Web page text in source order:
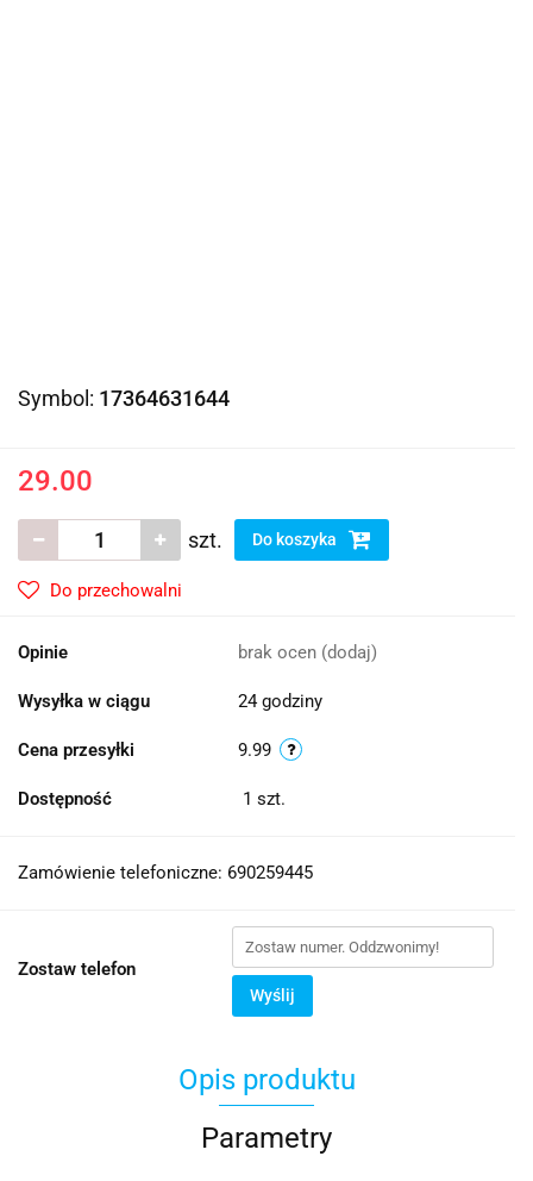
Symbol: 17364631644
29.00
szt. Do koszyka
Do przechowalni
Opinie brak ocen (dodaj)
Wysyłka w ciągu 24 godziny
Cena przesyłki 9.99
Dostępność 1 szt.
Zamówienie telefoniczne: 690259445
Zostaw telefon
Wyślij
Opis produktu
Parametry